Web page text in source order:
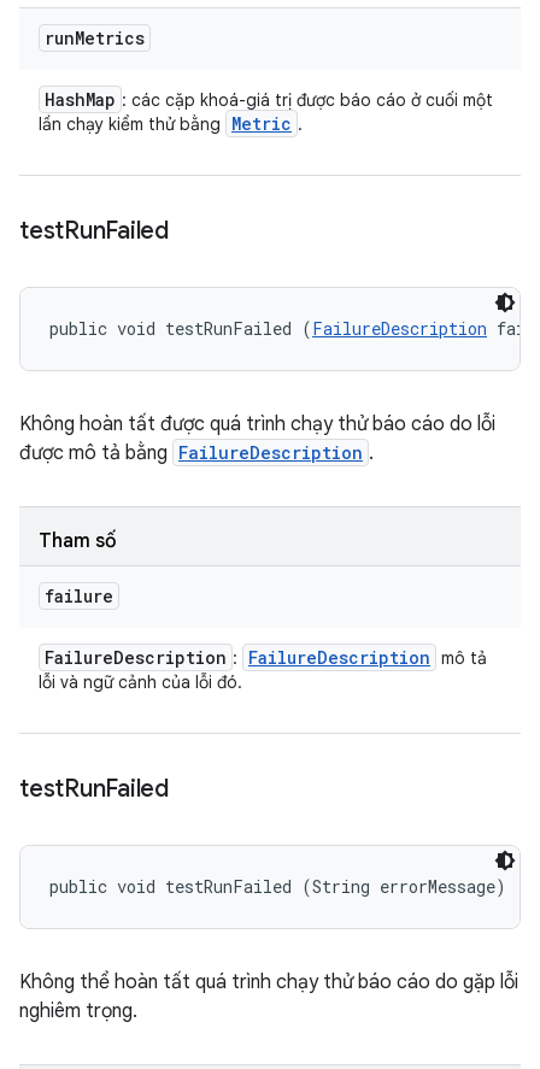
runMetrics
HashMap : các cặp khoá-giá trị được báo cáo ở cuối một
lần chạy kiểm thử bằng
Metric .
testRunFailed
public void testRunFailed (FailureDescription
Không hoàn tất được quá trình chạy thử báo cáo do lỗi
được mô tả bằng FailureDescription .
Tham số
failure
FailureDescription : FailureDescription mô tả
lỗi và ngữ cảnh của lỗi đó.
testRunFailed
public void testRunFailed (String errorMessage)
Không thể hoàn tất quá trình chạy thử báo cáo do gặp lỗi
nghiêm trọng.